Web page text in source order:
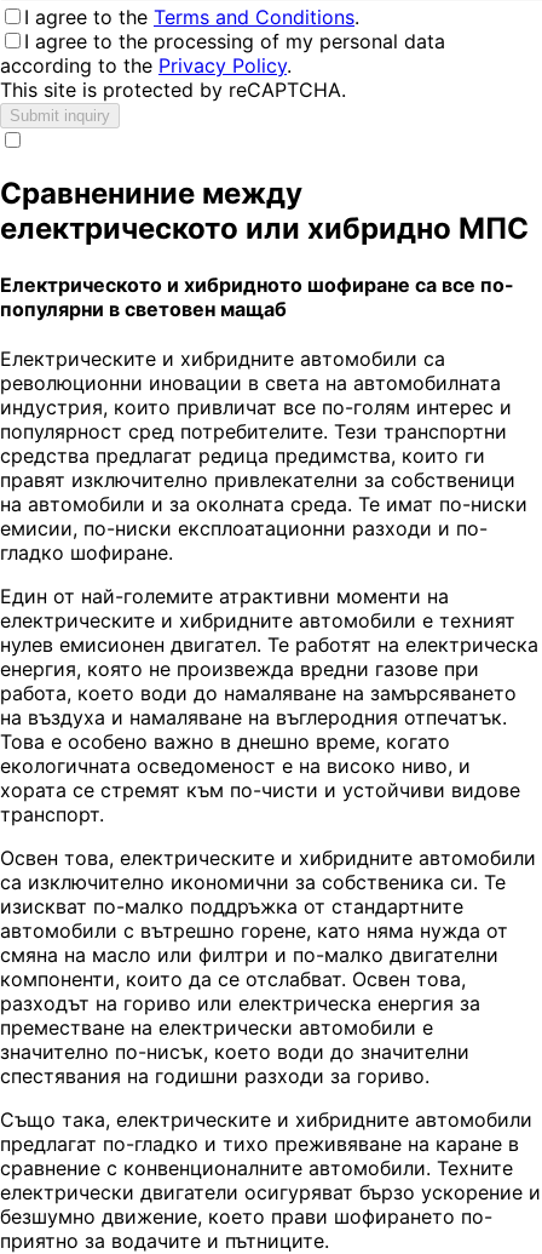
I agree to the Terms and Conditions.
I agree to the processing of my personal data
according to the Privacy Policy.
This site is protected by reCAPTCHA.
Submit inquiry
Сравнениние между
електрическото или хибридно МПС
Електрическото и хибридното шофиране са все по-
популярни в световен мащаб
Електрическите и хибридните автомобили са
революционни иновации в света на автомобилната
индустрия, които привличат все по-голям интерес и
популярност сред потребителите. Тези транспортни
средства предлагат редица предимства, които ги
правят изключително привлекателни за собственици
на автомобили и за околната среда. Те имат по-ниски
емисии, по-ниски експлоатационни разходи и по-
гладко шофиране.
Един от най-големите атрактивни моменти на
електрическите и хибридните автомобили е техният
нулев емисионен двигател. Те работят на електрическа
енергия, която не произвежда вредни газове при
работа, което води до намаляване на замърсяването
на въздуха и намаляване на въглеродния отпечатък.
Това е особено важно в днешно време, когато
екологичната осведоменост е на високо ниво, и
хората се стремят към по-чисти и устойчиви видове
транспорт.
Освен това, електрическите и хибридните автомобили
са изключително икономични за собственика си. Те
изискват по-малко поддръжка от стандартните
автомобили с вътрешно горене, като няма нужда от
смяна на масло или филтри и по-малко двигателни
компоненти, които да се отслабват. Освен това,
разходът на гориво или електрическа енергия за
преместване на електрически автомобили е
значително по-нисък, което води до значителни
спестявания на годишни разходи за гориво.
Също така, електрическите и хибридните автомобили
предлагат по-гладко и тихо преживяване на каране в
сравнение с конвенционалните автомобили. Техните
електрически двигатели осигуряват бързо ускорение и
безшумно движение, което прави шофирането по-
приятно за водачите и пътниците.